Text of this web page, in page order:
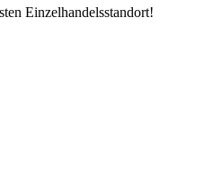
Einzelhandelsstandort!